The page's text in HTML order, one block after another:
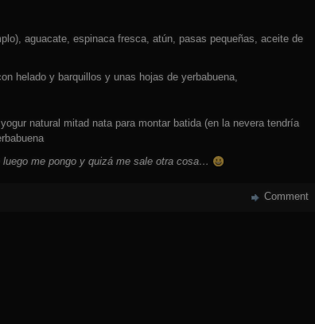
aguacate, espinaca fresca, atún, pasas pequeñas, aceite de
helado y barquillos y unas hojas de yerbabuena,
natural mitad nata para montar batida (en la nevera tendría
me pongo y quizá me sale otra cosa…
Comment